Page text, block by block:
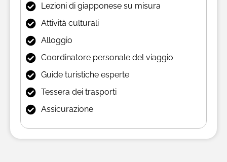
Lezioni di giapponese su misura
Attività culturali
Alloggio
Coordinatore personale del viaggio
Guide turistiche esperte
Tessera dei trasporti
Assicurazione